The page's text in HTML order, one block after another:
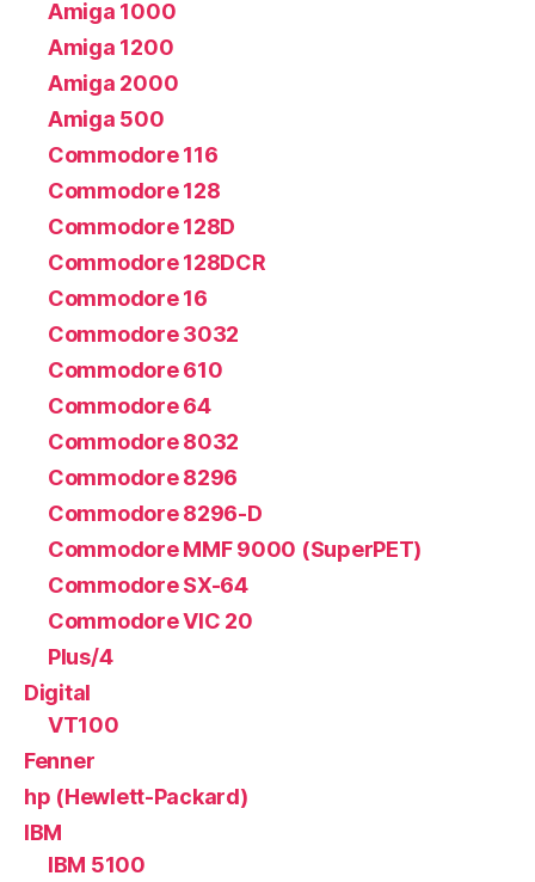
Amiga 1000
Amiga 1200
Amiga 2000
Amiga 500
Commodore 116
Commodore 128
Commodore 128D
Commodore 128DCR
Commodore 16
Commodore 3032
Commodore 610
Commodore 64
Commodore 8032
Commodore 8296
Commodore 8296-D
Commodore MMF 9000 (SuperPET)
Commodore SX-64
Commodore VIC 20
Plus/4
Digital
VT100
Fenner
hp (Hewlett-Packard)
IBM
IBM 5100